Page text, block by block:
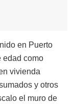
en Puerto
edad como
vivienda
y otros
el muro de